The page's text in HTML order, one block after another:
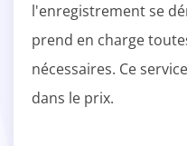
l'enregistrement se
prend en charge
nécessaires. Ce
dans le prix.